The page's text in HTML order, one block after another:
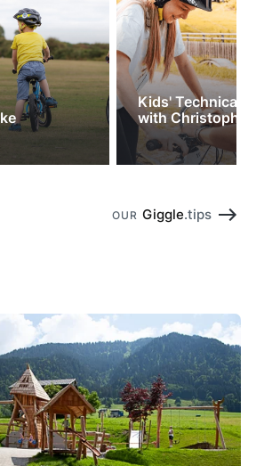
Kids' Technical
with Christoph
OUR Giggle.tips